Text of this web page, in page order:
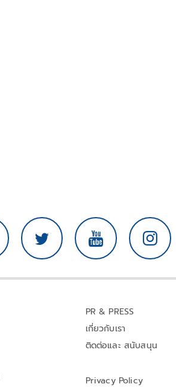
PR & PRESS
เกี่ยวกับเรา
ติดต่อและ สนับสนุน
Privacy Policy